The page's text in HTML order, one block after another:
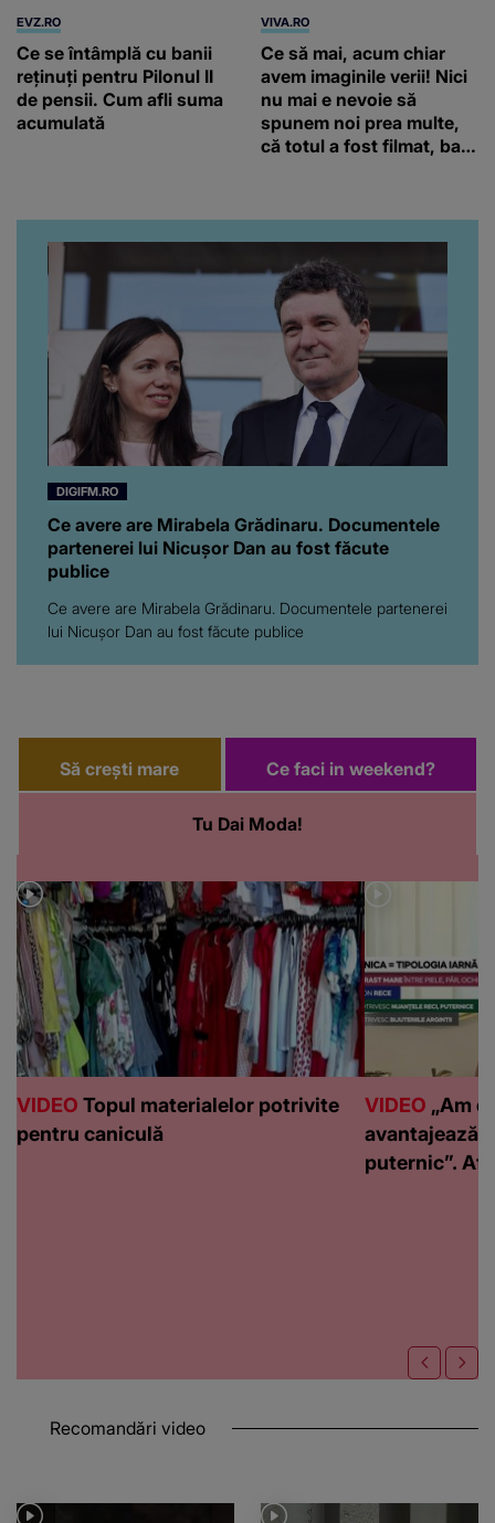
EVZ.RO
Ce se întâmplă cu banii
reținuți pentru Pilonul II
de pensii. Cum afli suma
acumulată
VIVA.RO
Ce să mai, acum chiar
avem imaginile verii! Nici
nu mai e nevoie să
spunem noi prea multe,
că totul a fost filmat, ba
da, frumoasa iubită a lui
Florin Ristei e...
DIGIFM.RO
Ce avere are Mirabela Grădinaru. Documentele
partenerei lui Nicușor Dan au fost făcute
publice
Ce avere are Mirabela Grădinaru. Documentele partenerei
lui Nicușor Dan au fost făcute publice
Să crești mare
Tu Dai Moda!
Ce faci in weekend?
VIDEO Topul materialelor potrivite
pentru caniculă
VIDEO „Am
avantajează
puternic”.
Recomandări video